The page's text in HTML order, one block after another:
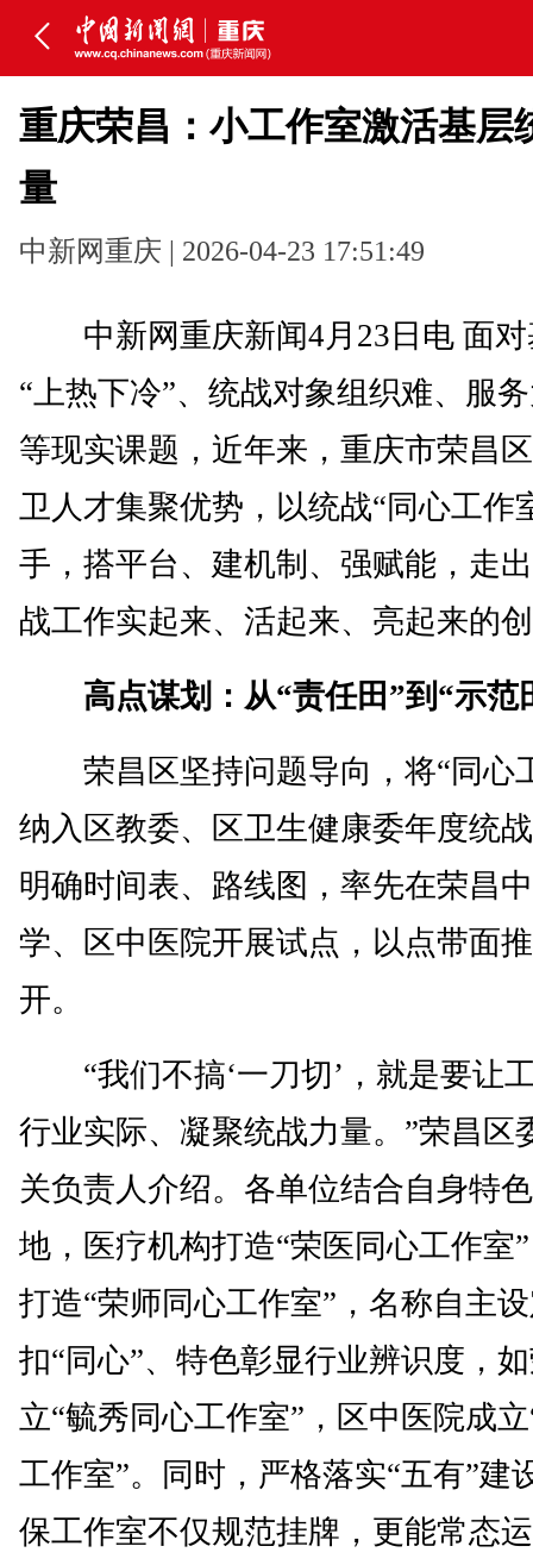
重庆荣昌：小工作室激活基层
量
中新网重庆 | 2026-04-23 17:51:49
中新网重庆新闻4月23日电 面对
“上热下冷”、统战对象组织难、服
等现实课题，近年来，重庆市荣昌
卫人才集聚优势，以统战“同心工作
手，搭平台、建机制、强赋能，走
战工作实起来、活起来、亮起来的
高点谋划：从“责任田”到“示范
荣昌区坚持问题导向，将“同心
纳入区教委、区卫生健康委年度统
明确时间表、路线图，率先在荣昌
学、区中医院开展试点，以点带面
开。
“我们不搞‘一刀切’，就是要让
行业实际、凝聚统战力量。”荣昌区
关负责人介绍。各单位结合自身特
地，医疗机构打造“荣医同心工作室
打造“荣师同心工作室”，名称自主
扣“同心”、特色彰显行业辨识度，
立“毓秀同心工作室”，区中医院成
工作室”。同时，严格落实“五有”建
保工作室不仅规范挂牌，更能常态